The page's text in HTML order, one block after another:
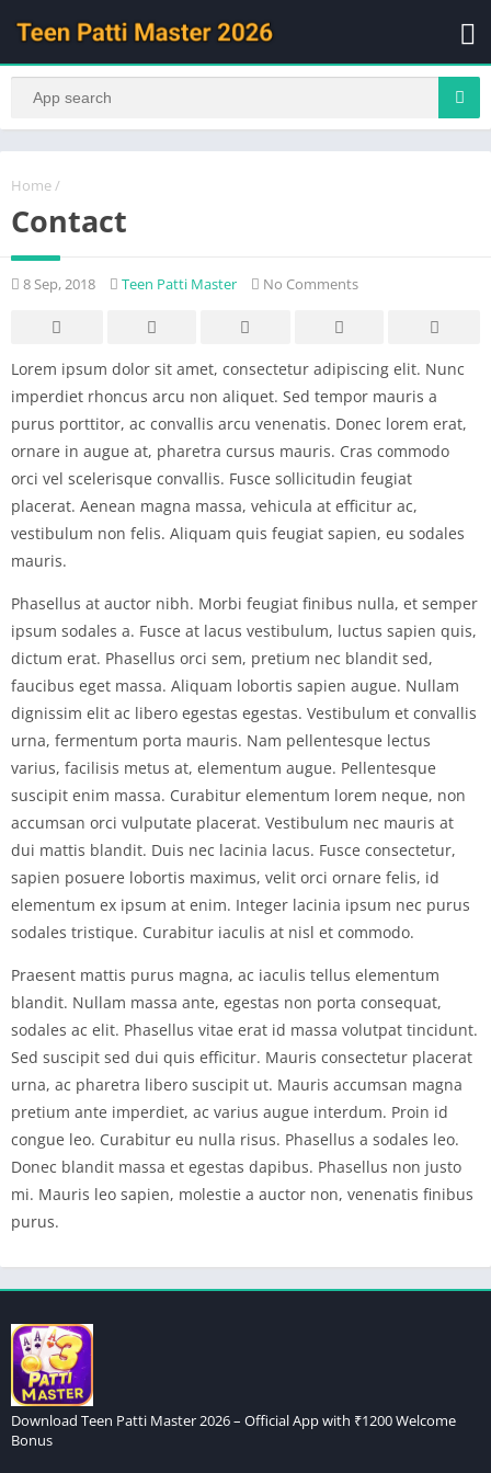
Home /
Contact
8 Sep, 2018 Teen Patti Master No Comments
Lorem ipsum dolor sit amet, consectetur adipiscing elit. Nunc
imperdiet rhoncus arcu non aliquet. Sed tempor mauris a
purus porttitor, ac convallis arcu venenatis. Donec lorem erat,
ornare in augue at, pharetra cursus mauris. Cras commodo
orci vel scelerisque convallis. Fusce sollicitudin feugiat
placerat. Aenean magna massa, vehicula at efficitur ac,
vestibulum non felis. Aliquam quis feugiat sapien, eu sodales
mauris.
Phasellus at auctor nibh. Morbi feugiat finibus nulla, et semper
ipsum sodales a. Fusce at lacus vestibulum, luctus sapien quis,
dictum erat. Phasellus orci sem, pretium nec blandit sed,
faucibus eget massa. Aliquam lobortis sapien augue. Nullam
dignissim elit ac libero egestas egestas. Vestibulum et convallis
urna, fermentum porta mauris. Nam pellentesque lectus
varius, facilisis metus at, elementum augue. Pellentesque
suscipit enim massa. Curabitur elementum lorem neque, non
accumsan orci vulputate placerat. Vestibulum nec mauris at
dui mattis blandit. Duis nec lacinia lacus. Fusce consectetur,
sapien posuere lobortis maximus, velit orci ornare felis, id
elementum ex ipsum at enim. Integer lacinia ipsum nec purus
sodales tristique. Curabitur iaculis at nisl et commodo.
Praesent mattis purus magna, ac iaculis tellus elementum
blandit. Nullam massa ante, egestas non porta consequat,
sodales ac elit. Phasellus vitae erat id massa volutpat tincidunt.
Sed suscipit sed dui quis efficitur. Mauris consectetur placerat
urna, ac pharetra libero suscipit ut. Mauris accumsan magna
pretium ante imperdiet, ac varius augue interdum. Proin id
congue leo. Curabitur eu nulla risus. Phasellus a sodales leo.
Donec blandit massa et egestas dapibus. Phasellus non justo
mi. Mauris leo sapien, molestie a auctor non, venenatis finibus
purus.
Download Teen Patti Master 2026 – Official App with ₹1200 Welcome
Bonus